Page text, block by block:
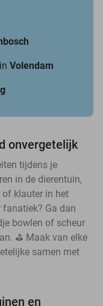
Volendam
onvergetelijk
tijdens je
in de dierentuin,
of klauter in het
fanatiek? Ga dan
bowlen of scheur
⛳ Maak van elke
samen met
en